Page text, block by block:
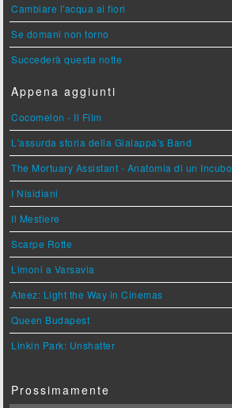
Cambiare l'acqua ai fiori
Se domani non torno
Succederà questa notte
Appena aggiunti
Cocomelon - Il Film
L'assurda storia della Gialappa's Band
The Mortuary Assistant - Anatomia di un Incubo
I Nisidiani
Il Mestiere
Scarpe Rotte
Limoni a Varsavia
Ateez: Light the Way in Cinemas
Queen Budapest
Linkin Park: Unshatter
Prossimamente